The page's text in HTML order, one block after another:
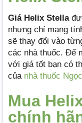
Giá Helix Stella
nhưng chỉ mang
sẽ thay đổi vào
các nhà thuốc. Để
với giá tốt bạn có
của nhà thuốc
Mua
chính